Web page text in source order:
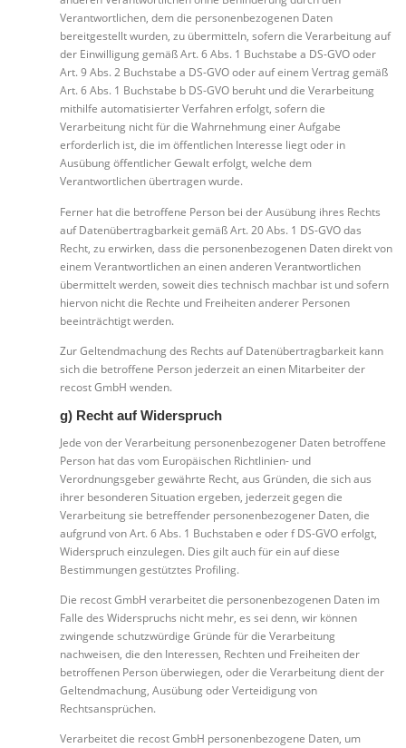
Verantwortlichen, dem die personenbezogenen Daten
bereitgestellt wurden, zu übermitteln, sofern die Verarbeitung auf
der Einwilligung gemäß Art. 6 Abs. 1 Buchstabe a DS-GVO oder
Art. 9 Abs. 2 Buchstabe a DS-GVO oder auf einem Vertrag gemäß
Art. 6 Abs. 1 Buchstabe b DS-GVO beruht und die Verarbeitung
mithilfe automatisierter Verfahren erfolgt, sofern die
Verarbeitung nicht für die Wahrnehmung einer Aufgabe
erforderlich ist, die im öffentlichen Interesse liegt oder in
Ausübung öffentlicher Gewalt erfolgt, welche dem
Verantwortlichen übertragen wurde.
Ferner hat die betroffene Person bei der Ausübung ihres Rechts
auf Datenübertragbarkeit gemäß Art. 20 Abs. 1 DS-GVO das
Recht, zu erwirken, dass die personenbezogenen Daten direkt von
einem Verantwortlichen an einen anderen Verantwortlichen
übermittelt werden, soweit dies technisch machbar ist und sofern
hiervon nicht die Rechte und Freiheiten anderer Personen
beeinträchtigt werden.
Zur Geltendmachung des Rechts auf Datenübertragbarkeit kann
sich die betroffene Person jederzeit an einen Mitarbeiter der
recost GmbH wenden.
g) Recht auf Widerspruch
Jede von der Verarbeitung personenbezogener Daten betroffene
Person hat das vom Europäischen Richtlinien- und
Verordnungsgeber gewährte Recht, aus Gründen, die sich aus
ihrer besonderen Situation ergeben, jederzeit gegen die
Verarbeitung sie betreffender personenbezogener Daten, die
aufgrund von Art. 6 Abs. 1 Buchstaben e oder f DS-GVO erfolgt,
Widerspruch einzulegen. Dies gilt auch für ein auf diese
Bestimmungen gestütztes Profiling.
Die recost GmbH verarbeitet die personenbezogenen Daten im
Falle des Widerspruchs nicht mehr, es sei denn, wir können
zwingende schutzwürdige Gründe für die Verarbeitung
nachweisen, die den Interessen, Rechten und Freiheiten der
betroffenen Person überwiegen, oder die Verarbeitung dient der
Geltendmachung, Ausübung oder Verteidigung von
Rechtsansprüchen.
Verarbeitet die recost GmbH personenbezogene Daten, um